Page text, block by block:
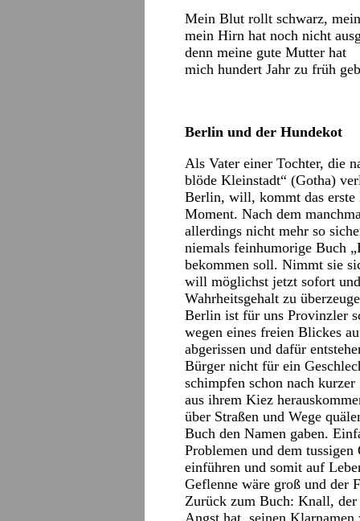
Mein Blut rollt schwarz,
mein Hirn hat noch nicht
denn meine gute Mutter hat
mich hundert Jahr zu früh
Berlin und der Hundekot
Als Vater einer Tochter, die
blöde Kleinstadt“ (Gotha)
Berlin, will, kommt das
Moment. Nach dem
allerdings nicht mehr so
niemals feinhumorige Buch
bekommen soll. Nimmt sie
will möglichst jetzt sofort
Wahrheitsgehalt zu
Berlin ist für uns Provinzler
wegen eines freien Blickes
abgerissen und dafür
Bürger nicht für ein
schimpfen schon nach
aus ihrem Kiez
über Straßen und Wege
Buch den Namen gaben.
Problemen und dem
einführen und somit auf
Geflenne wäre groß und der
Zurück zum Buch: Knall,
Angst hat, seinen Klarnamen